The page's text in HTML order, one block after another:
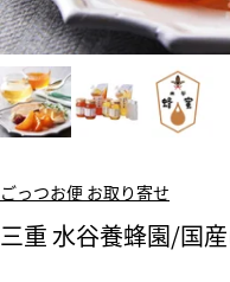
ごっつお便 お取り寄せ
三重 水谷養蜂園/国